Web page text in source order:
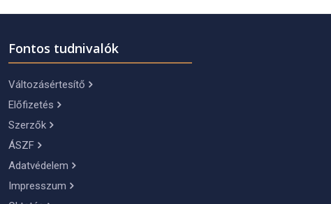
Fontos tudnivalók
Változásértesítő
Előfizetés
Szerzők
ÁSZF
Adatvédelem
Impresszum